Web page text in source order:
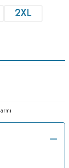
2XL